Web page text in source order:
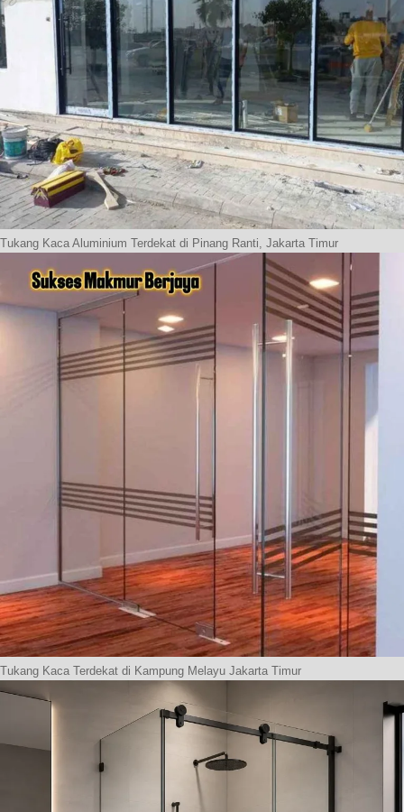
Tukang Kaca Aluminium Terdekat di Pinang Ranti, Jakarta Timur
Tukang Kaca Terdekat di Kampung Melayu Jakarta Timur